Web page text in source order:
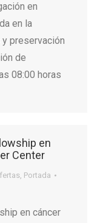
en
en la
preservación
de
08:00 horas
en
Center
, Portada
en cáncer